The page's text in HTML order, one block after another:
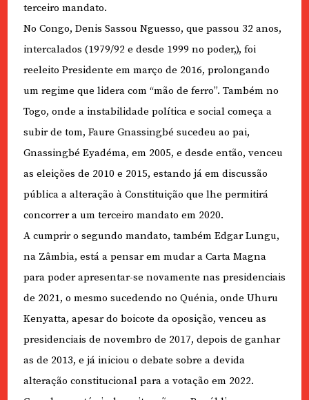
terceiro mandato.
No Congo, Denis Sassou Nguesso, que passou 32 anos,
intercalados (1979/92 e desde 1999 no poder,), foi
reeleito Presidente em março de 2016, prolongando
um regime que lidera com “mão de ferro”. Também no
Togo, onde a instabilidade política e social começa a
subir de tom, Faure Gnassingbé sucedeu ao pai,
Gnassingbé Eyadéma, em 2005, e desde então, venceu
as eleições de 2010 e 2015, estando já em discussão
pública a alteração à Constituição que lhe permitirá
concorrer a um terceiro mandato em 2020.
A cumprir o segundo mandato, também Edgar Lungu,
na Zâmbia, está a pensar em mudar a Carta Magna
para poder apresentar-se novamente nas presidenciais
de 2021, o mesmo sucedendo no Quénia, onde Uhuru
Kenyatta, apesar do boicote da oposição, venceu as
presidenciais de novembro de 2017, depois de ganhar
as de 2013, e já iniciou o debate sobre a devida
alteração constitucional para a votação em 2022.